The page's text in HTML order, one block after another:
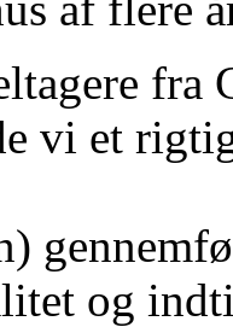
fra
vi et
og